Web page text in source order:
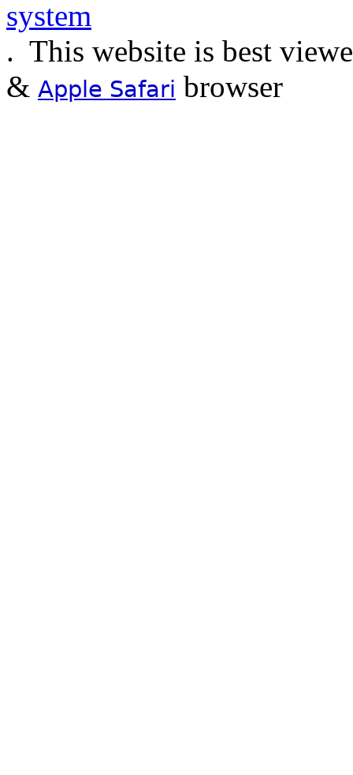
. This website is best
& Apple Safari browser